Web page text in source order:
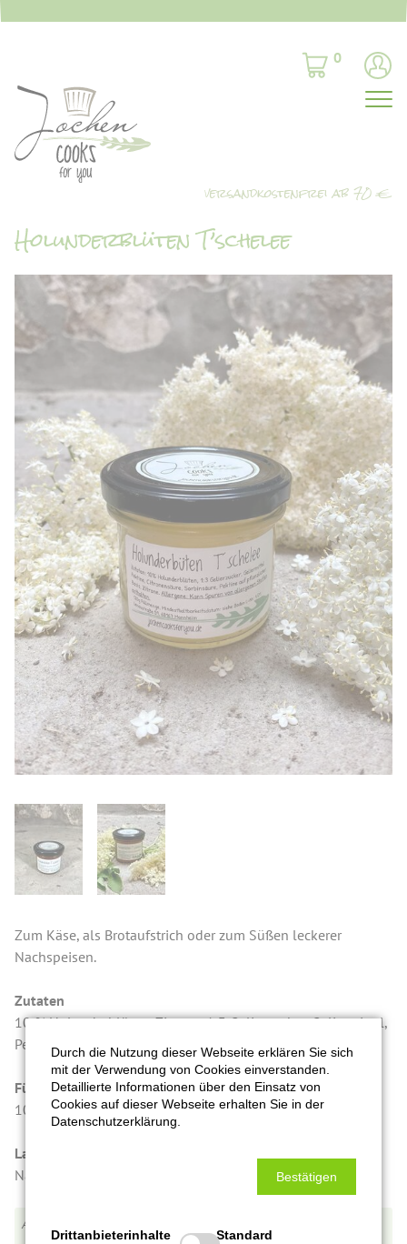
0
Holunderblüten T’schelee
Zum Käse, als Brotaufstrich oder zum Süßen leckerer
Nachspeisen.
Zutaten
10 % Holunderblüten, Zitrone, 1:3 Gelierzucker, Geliermittel,
Pektine, Citronensäure, Zitrone.
Füllmenge in Gramm
105 g
Lagerung/Qualitätshinweis
Nach dem Öffnen kühl lagern und zeitnah verbrauchen.
Durch die Nutzung dieser Webseite erklären Sie sich
mit der Verwendung von Cookies einverstanden.
Detaillierte Informationen über den Einsatz von
Cookies auf dieser Webseite erhalten Sie in der
Datenschutzerklärung.
Bestätigen
Drittanbieterinhalte
Standard